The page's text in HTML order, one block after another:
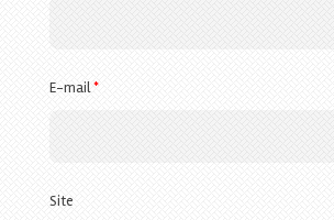
E-mail*
Site